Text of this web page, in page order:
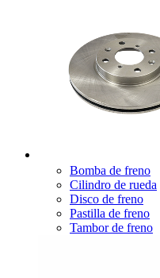
Bomba de freno
Cilindro de rueda
Disco de freno
Pastilla de freno
Tambor de freno